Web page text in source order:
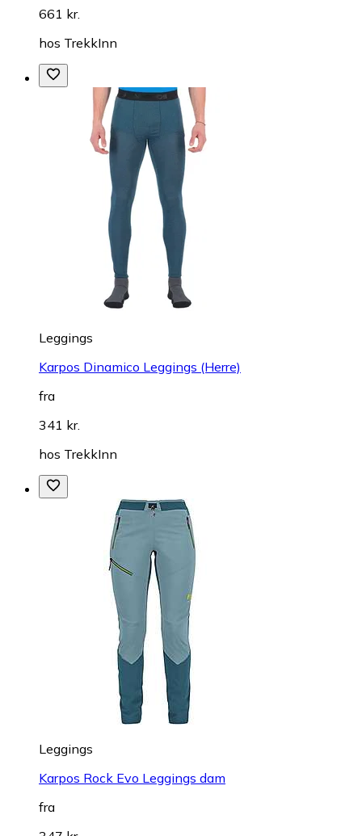
661 kr.
hos TrekkInn
Leggings
Karpos Dinamico Leggings (Herre)
fra
341 kr.
hos TrekkInn
Leggings
Karpos Rock Evo Leggings dam
fra